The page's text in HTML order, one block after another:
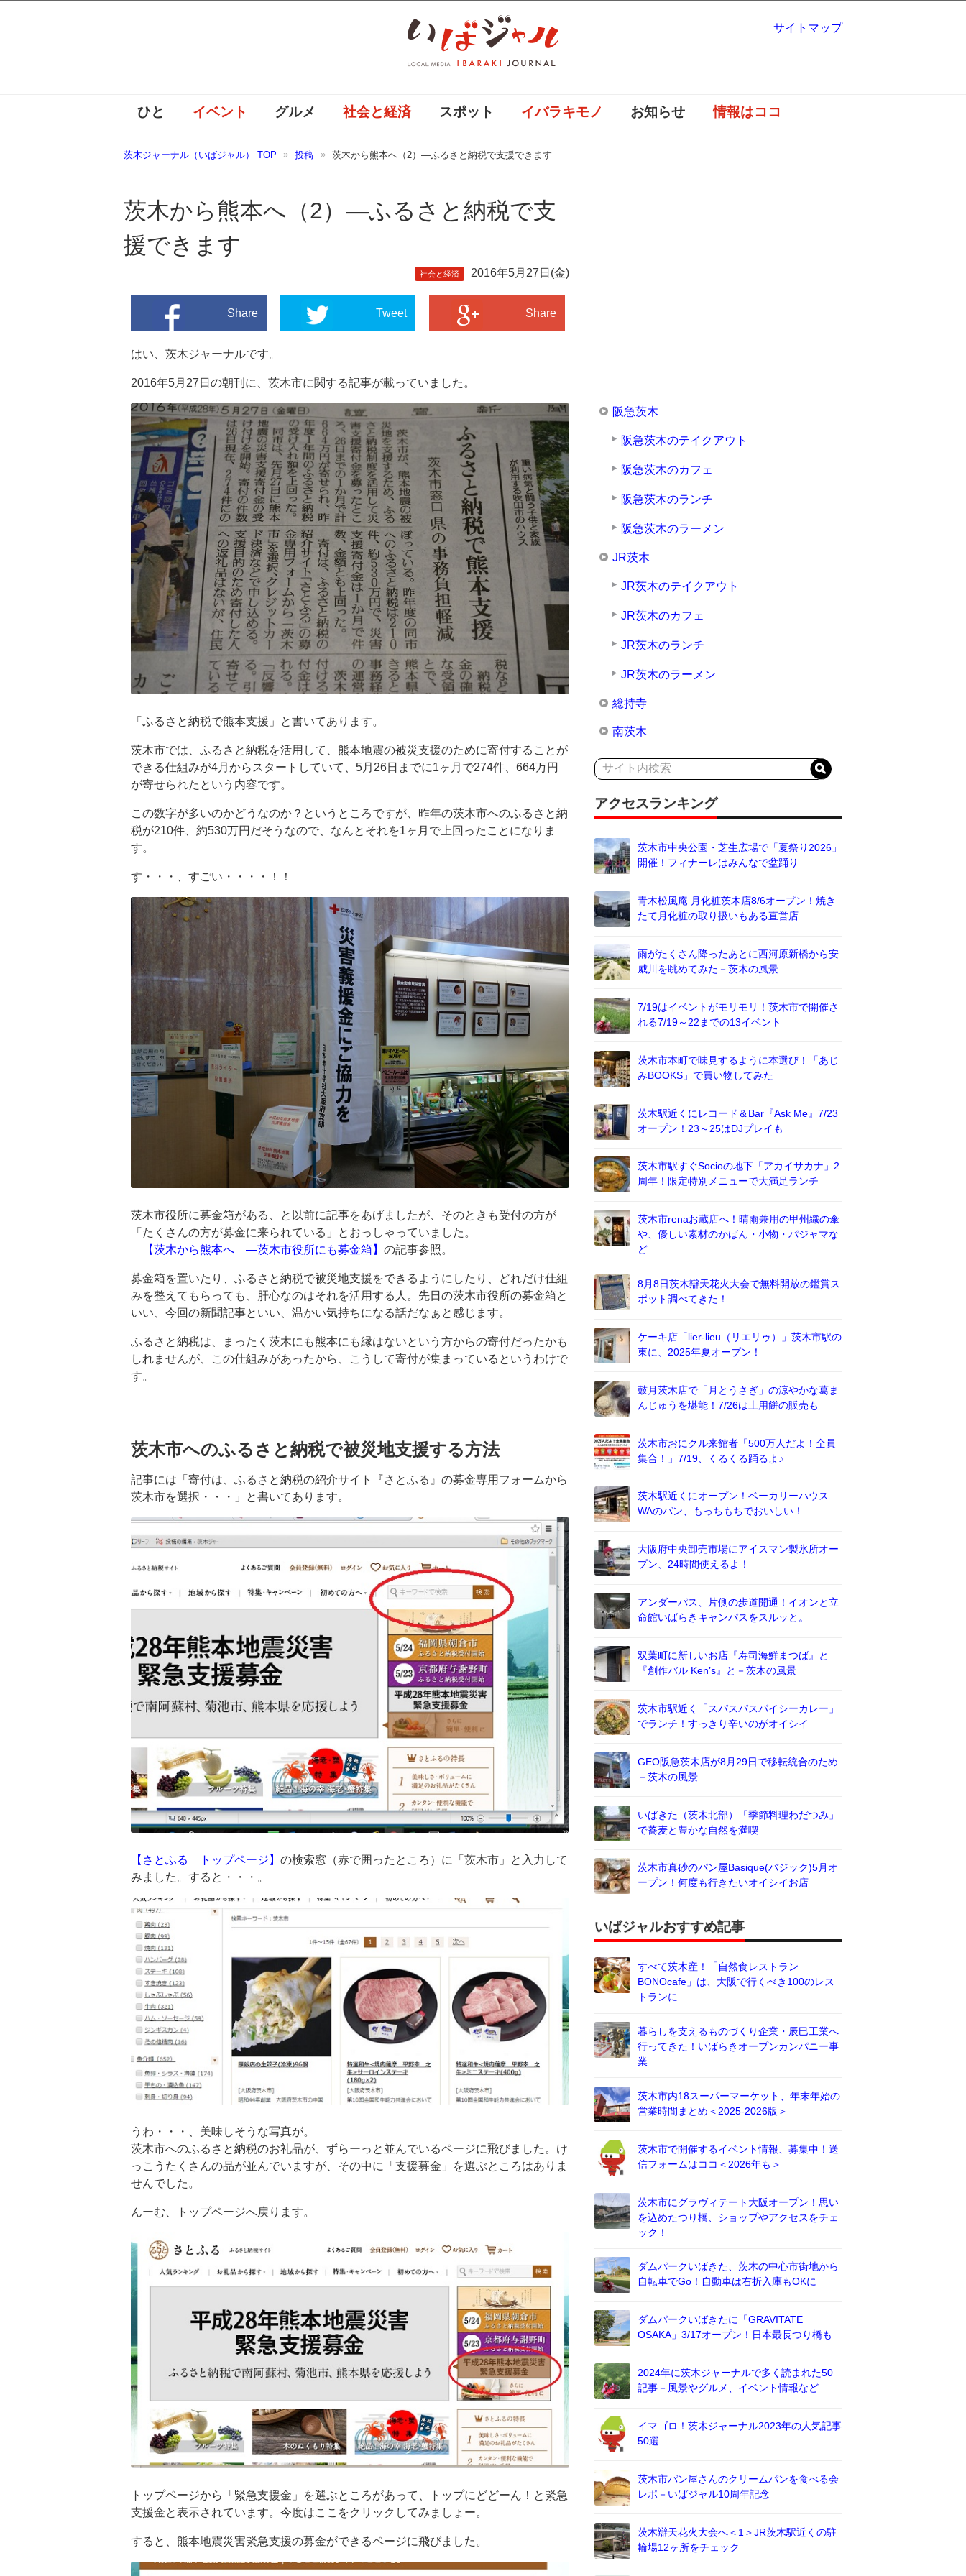
ひと イベント グルメ 社会と経済 スポット イバラキモノ お知らせ 情報はココ
茨木ジャーナル（いばジャル） TOP 投稿 茨木から熊本へ（2）―ふるさと納税で支援できます
茨木から熊本へ（2）―ふるさと納税で支
援できます
社会と経済 2016年5月27日(金)
Share Tweet Share
はい、茨木ジャーナルです。
2016年5月27日の朝刊に、茨木市に関する記事が載っていました。
「ふるさと納税で熊本支援」と書いてあります。
茨木市では、ふるさと納税を活用して、熊本地震の被災支援のために寄付することが
できる仕組みが4月からスタートしていて、5月26日までに1ヶ月で274件、664万円
が寄せられたという内容です。
この数字が多いのかどうなのか？というところですが、昨年の茨木市へのふるさと納
税が210件、約530万円だそうなので、なんとそれを1ヶ月で上回ったことになりま
す。
す・・・、すごい・・・・！！
茨木市役所に募金箱がある、と以前に記事をあげましたが、そのときも受付の方が
「たくさんの方が募金に来られている」とおっしゃっていました。
【茨木から熊本へ ―茨木市役所にも募金箱】 の記事参照。
募金箱を置いたり、ふるさと納税で被災地支援をできるようにしたり、どれだけ仕組
みを整えてもらっても、肝心なのはそれを活用する人。先日の茨木市役所の募金箱と
いい、今回の新聞記事といい、温かい気持ちになる話だなぁと感じます。
ふるさと納税は、まったく茨木にも熊本にも縁はないという方からの寄付だったかも
しれませんが、この仕組みがあったから、こうして寄付が集まっているというわけで
す。
茨木市へのふるさと納税で被災地支援する方法
記事には「寄付は、ふるさと納税の紹介サイト『さとふる』の募金専用フォームから
茨木市を選択・・・」と書いてあります。
【さとふる トップページ】 の検索窓（赤で囲ったところ）に「茨木市」と入力して
みました。すると・・・。
うわ・・・、美味しそうな写真が。
茨木市へのふるさと納税のお礼品が、ずらーっと並んでいるページに飛びました。け
っこうたくさんの品が並んでいますが、その中に「支援募金」を選ぶところはありま
せんでした。
んーむ、トップページへ戻ります。
トップページから「緊急支援金」を選ぶところがあって、トップにどどーん！と緊急
支援金と表示されています。今度はここをクリックしてみましょー。
すると、熊本地震災害緊急支援の募金ができるページに飛びました。
阪急茨木
阪急茨木のテイクアウト
阪急茨木のカフェ
阪急茨木のランチ
阪急茨木のラーメン
JR茨木
JR茨木のテイクアウト
JR茨木のカフェ
JR茨木のランチ
JR茨木のラーメン
総持寺
南茨木
アクセスランキング
茨木市中央公園・芝生広場で「夏祭り2026」
開催！フィナーレはみんなで盆踊り
青木松風庵 月化粧茨木店8/6オープン！焼き
たて月化粧の取り扱いもある直営店
雨がたくさん降ったあとに西河原新橋から安
威川を眺めてみた－茨木の風景
7/19はイベントがモリモリ！茨木市で開催さ
れる7/19～22までの13イベント
茨木市本町で味見するように本選び！「あじ
みBOOKS」で買い物してみた
茨木駅近くにレコード＆Bar『Ask Me』7/23
オープン！23～25はDJプレイも
茨木市駅すぐSocioの地下「アカイサカナ」2
周年！限定特別メニューで大満足ランチ
茨木市renaお蔵店へ！晴雨兼用の甲州織の傘
や、優しい素材のかばん・小物・パジャマな
ど
8月8日茨木辯天花火大会で無料開放の鑑賞ス
ポット調べてきた！
ケーキ店「lier-lieu（リエリゥ）」茨木市駅の
東に、2025年夏オープン！
鼓月茨木店で「月とうさぎ」の涼やかな葛ま
んじゅうを堪能！7/26は土用餅の販売も
茨木市おにクル来館者「500万人だよ！全員
集合！」7/19、くるくる踊るよ♪
茨木駅近くにオープン！ベーカリーハウス
WAのパン、もっちもちでおいしい！
大阪府中央卸売市場にアイスマン製氷所オー
プン、24時間使えるよ！
アンダーパス、片側の歩道開通！イオンと立
命館いばらきキャンパスをスルッと。
双葉町に新しいお店『寿司海鮮まつば』と
『創作バル Ken’s』と－茨木の風景
茨木市駅近く「スパスパスパイシーカレー」
でランチ！すっきり辛いのがオイシイ
GEO阪急茨木店が8月29日で移転統合のため
－茨木の風景
いばきた（茨木北部）「季節料理わだつみ」
で蕎麦と豊かな自然を満喫
茨木市真砂のパン屋Basique(バジック)5月オ
ープン！何度も行きたいオイシイお店
いばジャルおすすめ記事
すべて茨木産！「自然食レストラン
BONOcafe」は、大阪で行くべき100のレス
トランに
暮らしを支えるものづくり企業・辰巳工業へ
行ってきた！いばらきオープンカンパニー事
業
茨木市内18スーパーマーケット、年末年始の
営業時間まとめ＜2025-2026版＞
茨木市で開催するイベント情報、募集中！送
信フォームはココ＜2026年も＞
茨木市にグラヴィテート大阪オープン！思い
を込めたつり橋、ショップやアクセスをチェ
ック！
ダムパークいばきた、茨木の中心市街地から
自転車でGo！自動車は右折入庫もOKに
ダムパークいばきたに「GRAVITATE
OSAKA」3/17オープン！日本最長つり橋も
2024年に茨木ジャーナルで多く読まれた50
記事－風景やグルメ、イベント情報など
イマゴロ！茨木ジャーナル2023年の人気記事
50選
茨木市パン屋さんのクリームパンを食べる会
レポ－いばジャル10周年記念
茨木辯天花火大会へ＜1＞JR茨木駅近くの駐
輪場12ヶ所をチェック
サイトマップ